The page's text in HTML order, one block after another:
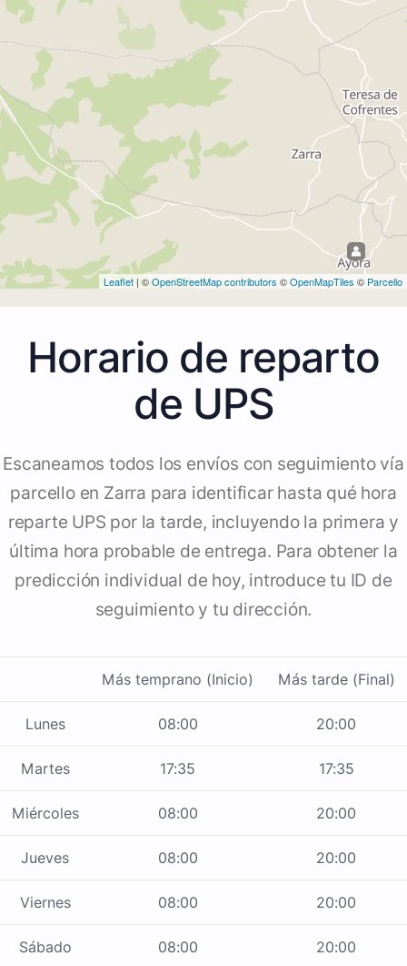
Leaflet | ©OpenStreetMap contributors ©OpenMapTiles © Parcello
Horario de reparto
de UPS
Escaneamos todos los envíos con seguimiento vía
parcello en Zarra para identificar hasta qué hora
reparte UPS por la tarde, incluyendo la primera y
última hora probable de entrega. Para obtener la
predicción individual de hoy, introduce tu ID de
seguimiento y tu dirección.
Más temprano (Inicio) Más tarde (Final)
Lunes 08:00 20:00
Martes 17:35 17:35
Miércoles 08:00 20:00
Jueves 08:00 20:00
Viernes 08:00 20:00
Sábado 08:00 20:00